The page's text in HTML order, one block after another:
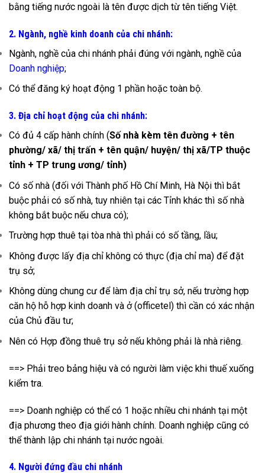
bằng tiếng nước ngoài là tên được dịch từ tên tiếng Việt.
2. Ngành, nghề kinh doanh của chi nhánh:
Ngành, nghề của chi nhánh phải đúng với ngành, nghề của
Doanh nghiệp;
Có thể đăng ký hoạt động 1 phần hoặc toàn bộ.
3. Địa chỉ hoạt động của chi nhánh:
Có đủ 4 cấp hành chính (Số nhà kèm tên đường + tên
phường/ xã/ thị trấn + tên quận/ huyện/ thị xã/TP thuộc
tỉnh + TP trung ương/ tỉnh)
Có số nhà (đối với Thành phố Hồ Chí Minh, Hà Nội thì bắt
buộc phải có số nhà, tuy nhiên tại các Tỉnh khác thì số nhà
không bắt buộc nếu chưa có);
Trường hợp thuê tại tòa nhà thì phải có số tầng, lầu;
Không được lấy địa chỉ không có thực (địa chỉ ma) để đặt
trụ sở;
Không dùng chung cư để làm địa chỉ trụ sở, nếu trường hợp
căn hộ hỗ hợp kinh doanh và ở (officetel) thì cần có xác nhận
của Chủ đầu tư;
Nên có Hợp đồng thuê trụ sở nếu không phải là nhà riêng.
==> Phải treo bảng hiệu và có người làm việc khi thuế xuống
kiểm tra.
==> Doanh nghiệp có thể có 1 hoặc nhiều chi nhánh tại một
địa phương theo địa giới hành chính. Doanh nghiệp cũng có
thể thành lập chi nhánh tại nước ngoài.
4. Người đứng đầu chi nhánh